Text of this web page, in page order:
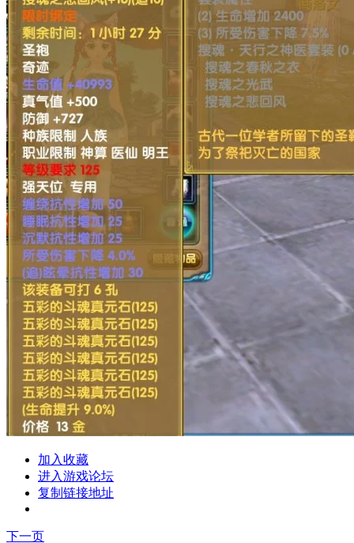
加入收藏
进入游戏论坛
复制链接地址
下一页